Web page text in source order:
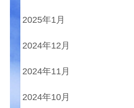
2025年1月
2024年12月
2024年11月
2024年10月